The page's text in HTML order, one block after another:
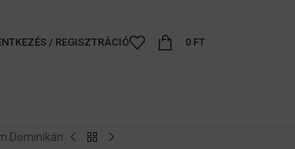
/ REGISZTRÁCIÓ 0 FT
Dominikán